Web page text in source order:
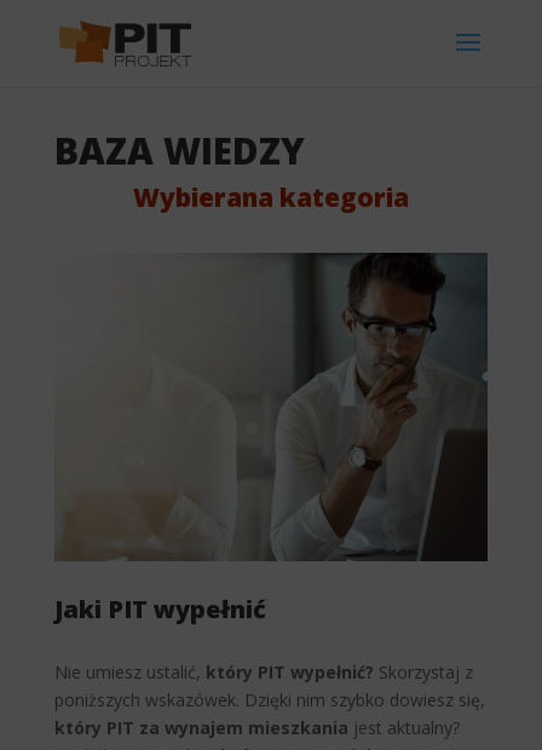
BAZA WIEDZY
Wybierana kategoria
Jaki PIT wypełnić
Nie umiesz ustalić, który PIT wypełnić? Skorzystaj z
poniższych wskazówek. Dzięki nim szybko dowiesz się,
który PIT za wynajem mieszkania jest aktualny?